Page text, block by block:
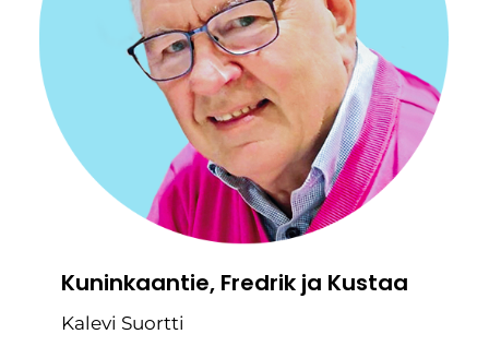
Kuninkaantie, Fredrik ja Kustaa
Kalevi Suortti